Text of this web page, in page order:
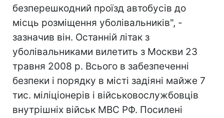
безперешкодний проїзд автобусів до
місць розміщення уболівальників", -
зазначив він. Останній літак з
уболівальниками вилетить з Москви 23
травня 2008 р. Всього в забезпеченні
безпеки і порядку в місті задіяні майже 7
тис. міліціонерів і військовослужбовців
внутрішніх військ МВС РФ. Посилені